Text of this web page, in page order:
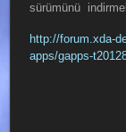
sürümünü
http://forum.xda-
apps/gapps-